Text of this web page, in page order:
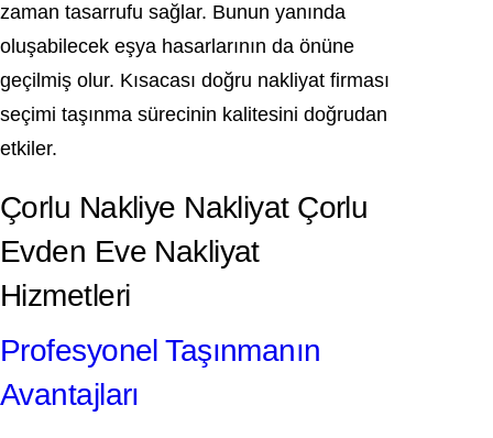
zaman tasarrufu sağlar. Bunun yanında
oluşabilecek eşya hasarlarının da önüne
geçilmiş olur. Kısacası doğru nakliyat firması
seçimi taşınma sürecinin kalitesini doğrudan
etkiler.
Çorlu Nakliye Nakliyat Çorlu
Evden Eve Nakliyat
Hizmetleri
Profesyonel Taşınmanın
Avantajları